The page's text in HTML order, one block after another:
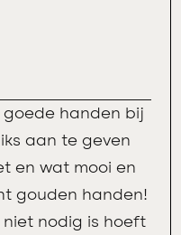
goede handen bij
aan te geven
en wat mooi en
gouden handen!
niet nodig is hoeft